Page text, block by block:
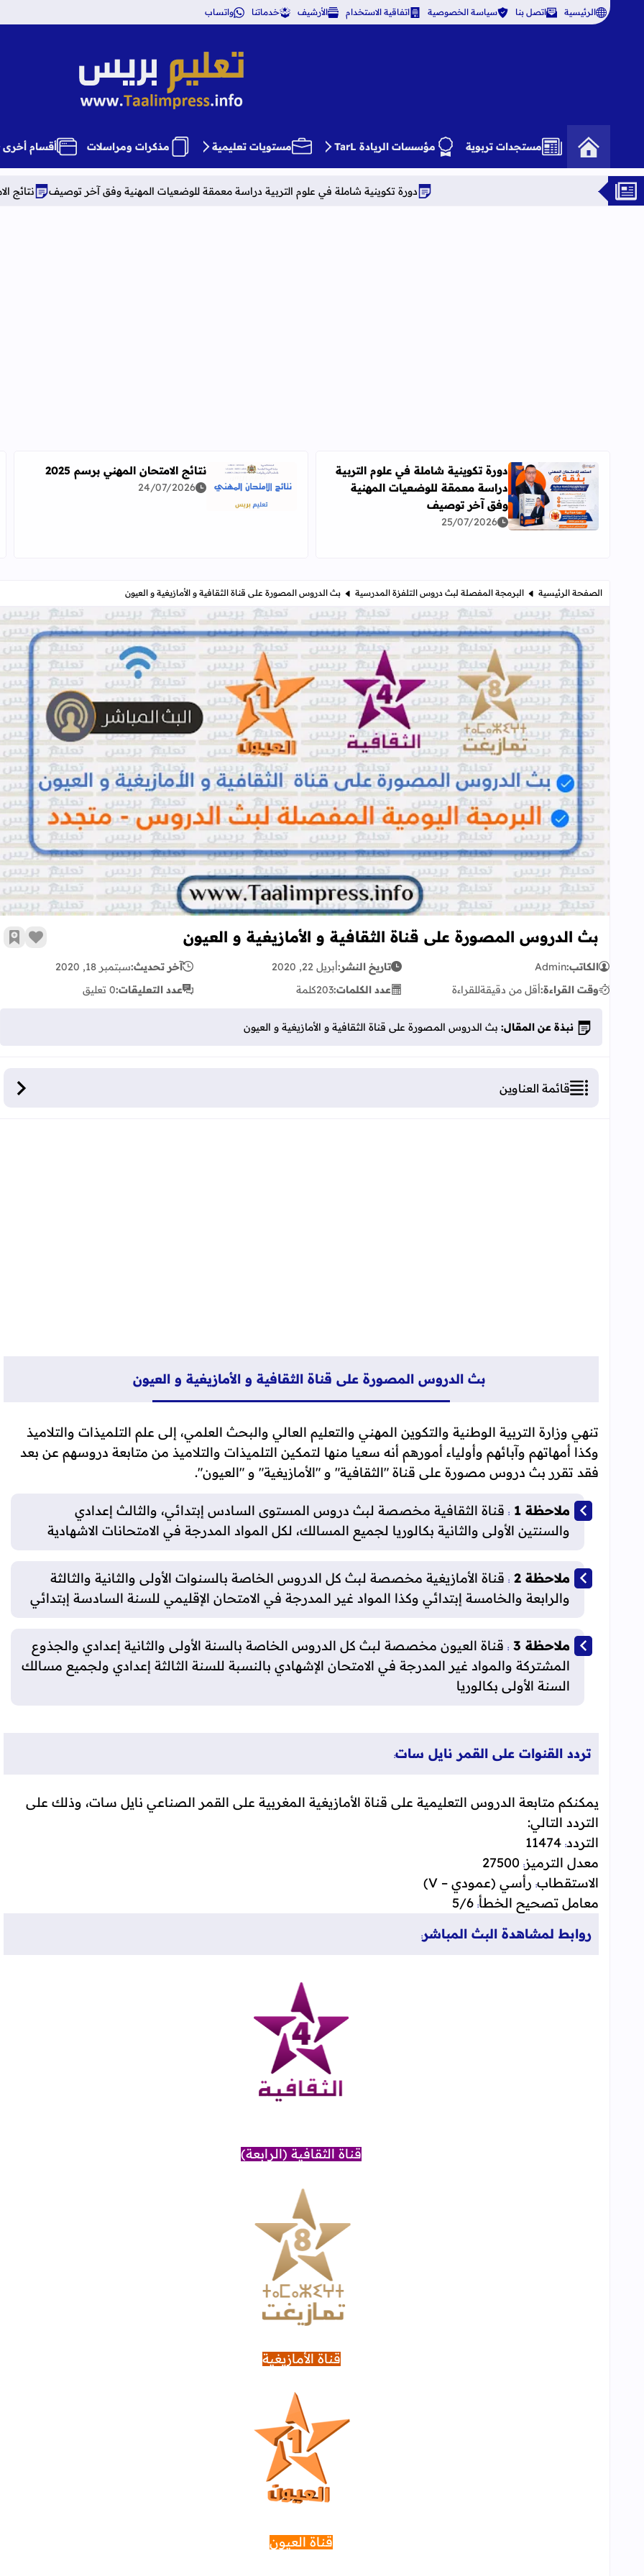
الرئيسية اتصل بنا سياسة الخصوصية اتفاقية الاستخدام الأرشيف خدماتنا واتساب
تعليم بريس TaalimPress
مستجدات تربوية مؤسسات الريادة TarL مستويات تعليمية مذكرات ومراسلات أقسام أخرى
دورة تكوينية شاملة في علوم التربية دراسة معمقة للوضعيات المهنية وفق آخر توصيف نتائج الامتحان المهني برسم 2025
اقرأ المزيد عن دورة تكوينية شاملة في علوم التربية دراسة معمقة للوضعيات المهنية وفق آخر توصيف
دورة تكوينية شاملة في علوم التربية
دراسة معمقة للوضعيات المهنية
وفق آخر توصيف
25/07/2026
اقرأ المزيد عن نتائج الامتحان المهني برسم 2025
نتائج الامتحان المهني برسم 2025
24/07/2026
الصفحة الرئيسية البرمجة المفصلة لبث دروس التلفزة المدرسية بث الدروس المصورة على قناة الثقافية و الأمازيغية و العيون
بث الدروس المصورة على قناة الثقافية و الأمازيغية و العيون
بث الدروس المصورة على قناة الثقافية و الأمازيغية و العيون زر
الكاتب:Admin تاريخ النشر:أبريل 22, 2020 آخر تحديث:سبتمبر 18, 2020
وقت القراءة:أقل من دقيقةللقراءة عدد الكلمات:203كلمة عدد التعليقات:0 تعليق
نبذة عن المقال: بث الدروس المصورة على قناة الثقافية و الأمازيغية و العيون
قائمة العناوين
بث الدروس المصورة على قناة الثقافية و الأمازيغية و العيون
تنهي وزارة التربية الوطنية والتكوين المهني والتعليم العالي والبحث العلمي، إلى علم التلميذات والتلاميذ
وكذا أمهاتهم وآبائهم وأولياء أمورهم أنه سعيا منها لتمكين التلميذات والتلاميذ من متابعة دروسهم عن بعد
فقد تقرر بث دروس مصورة على قناة "الثقافية" و "الأمازيغية" و "العيون".
ملاحظة 1 : قناة الثقافية مخصصة لبث دروس المستوى السادس إبتدائي، والثالث إعدادي
والسنتين الأولى والثانية بكالوريا لجميع المسالك، لكل المواد المدرجة في الامتحانات الاشهادية
ملاحظة 2 : قناة الأمازيغية مخصصة لبث كل الدروس الخاصة بالسنوات الأولى والثانية والثالثة
والرابعة والخامسة إبتدائي وكذا المواد غير المدرجة في الامتحان الإقليمي للسنة السادسة إبتدائي
ملاحظة 3 : قناة العيون مخصصة لبث كل الدروس الخاصة بالسنة الأولى والثانية إعدادي والجذوع
المشتركة والمواد غير المدرجة في الامتحان الإشهادي بالنسبة للسنة الثالثة إعدادي ولجميع مسالك
السنة الأولى بكالوريا
تردد القنوات على القمر نايل سات:
يمكنكم متابعة الدروس التعليمية على قناة الأمازيغية المغربية على القمر الصناعي نايل سات، وذلك على
التردد التالي:
التردد:
معدل الترميز:
الاستقطاب: رأسي (عمودي – V)
معامل تصحيح الخطأ:
روابط لمشاهدة البث المباشر:
قناة الثقافية (الرابعة)
قناة الأمازيغية
قناة العيون